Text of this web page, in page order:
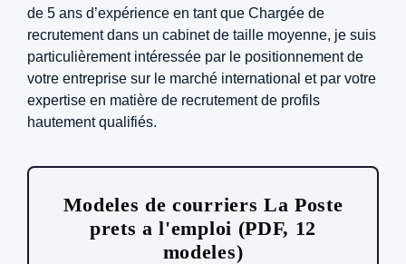
de 5 ans d’expérience en tant que Chargée de
recrutement dans un cabinet de taille moyenne, je suis
particulièrement intéressée par le positionnement de
votre entreprise sur le marché international et par votre
expertise en matière de recrutement de profils
hautement qualifiés.
Modeles de courriers La Poste
prets a l'emploi (PDF, 12
modeles)